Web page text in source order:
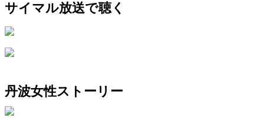
サイマル放送で聴く
丹波女性ストーリー